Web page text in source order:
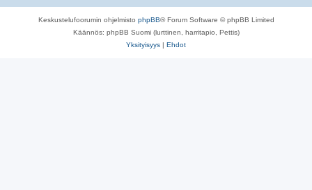
Keskustelufoorumin ohjelmisto phpBB® Forum Software © phpBB Limited
Käännös: phpBB Suomi (lurttinen, harritapio, Pettis)
Yksityisyys | Ehdot